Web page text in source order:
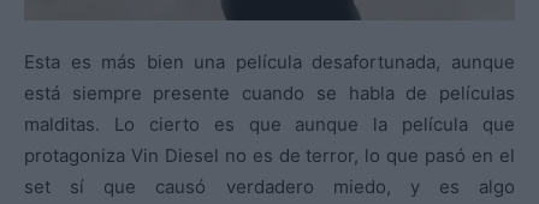
Esta es más bien una película desafortunada, aunque
está siempre presente cuando se habla de películas
malditas. Lo cierto es que aunque la película que
protagoniza Vin Diesel no es de terror, lo que pasó en el
set sí que causó verdadero miedo, y es algo